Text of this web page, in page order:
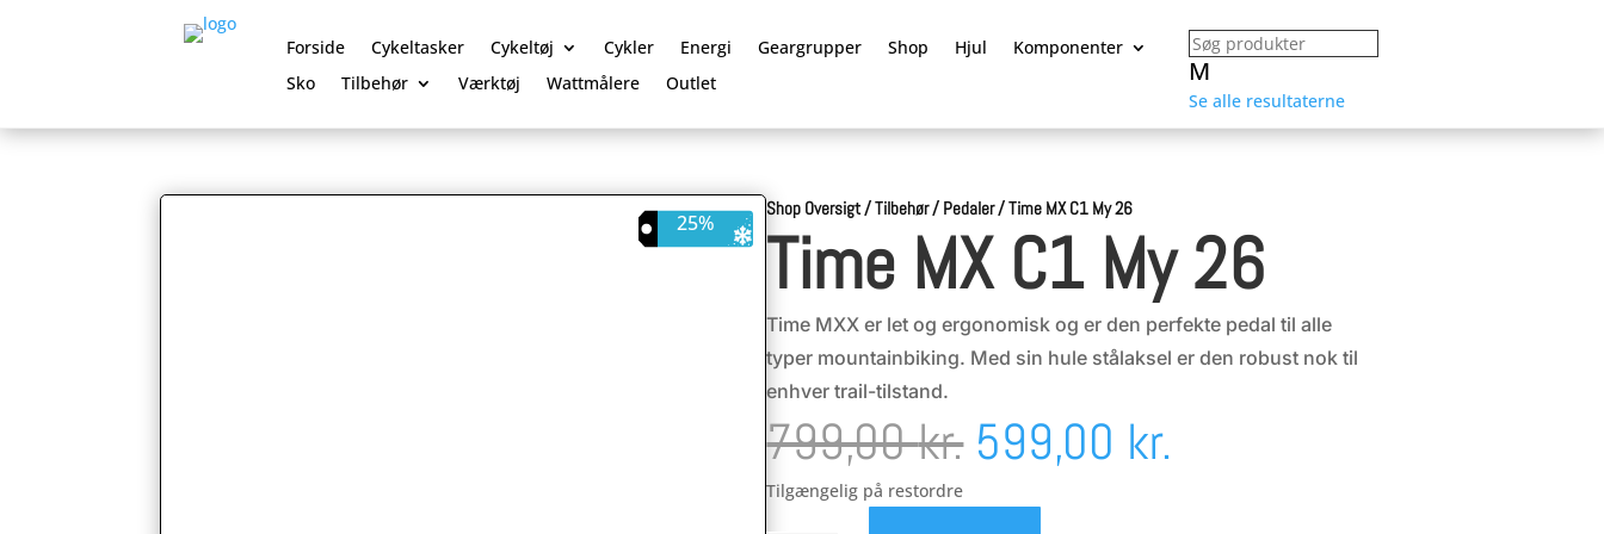
Forside Cykeltasker Cykeltøj Cykler Energi Geargrupper Shop Hjul
Komponenter
Sko
Tilbehør Værktøj Wattmålere Outlet M
Se alle resultaterne
25%
Shop Oversigt /Tilbehør/ Pedaler/Time MX C1 My 26
Time MX C1 My 26
Time MXX er let og ergonomisk og er den perfekte pedal til alle
typer mountainbiking. Med sin hule stålaksel er den robust nok til
enhver trail-tilstand.
799,00kr. Den
oprindelige
599,00 kr.
Tilgængelig på restordre